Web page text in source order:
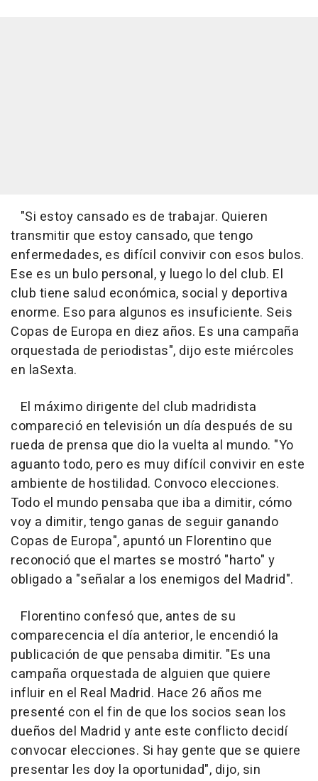
"Si estoy cansado es de trabajar. Quieren
transmitir que estoy cansado, que tengo
enfermedades, es difícil convivir con esos bulos.
Ese es un bulo personal, y luego lo del club. El
club tiene salud económica, social y deportiva
enorme. Eso para algunos es insuficiente. Seis
Copas de Europa en diez años. Es una campaña
orquestada de periodistas", dijo este miércoles
en laSexta.
El máximo dirigente del club madridista
compareció en televisión un día después de su
rueda de prensa que dio la vuelta al mundo. "Yo
aguanto todo, pero es muy difícil convivir en este
ambiente de hostilidad. Convoco elecciones.
Todo el mundo pensaba que iba a dimitir, cómo
voy a dimitir, tengo ganas de seguir ganando
Copas de Europa", apuntó un Florentino que
reconoció que el martes se mostró "harto" y
obligado a "señalar a los enemigos del Madrid".
Florentino confesó que, antes de su
comparecencia el día anterior, le encendió la
publicación de que pensaba dimitir. "Es una
campaña orquestada de alguien que quiere
influir en el Real Madrid. Hace 26 años me
presenté con el fin de que los socios sean los
dueños del Madrid y ante este conflicto decidí
convocar elecciones. Si hay gente que se quiere
presentar les doy la oportunidad", dijo, sin